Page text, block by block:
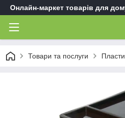
Онлайн-маркет товарів для
Товари та послуги